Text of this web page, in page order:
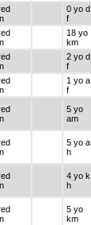
0 yo d
f
18 yo
km
2 yo d
f
1 yo a
f
5 yo
am
5 yo a
h
4 yo k
h
5 yo
km